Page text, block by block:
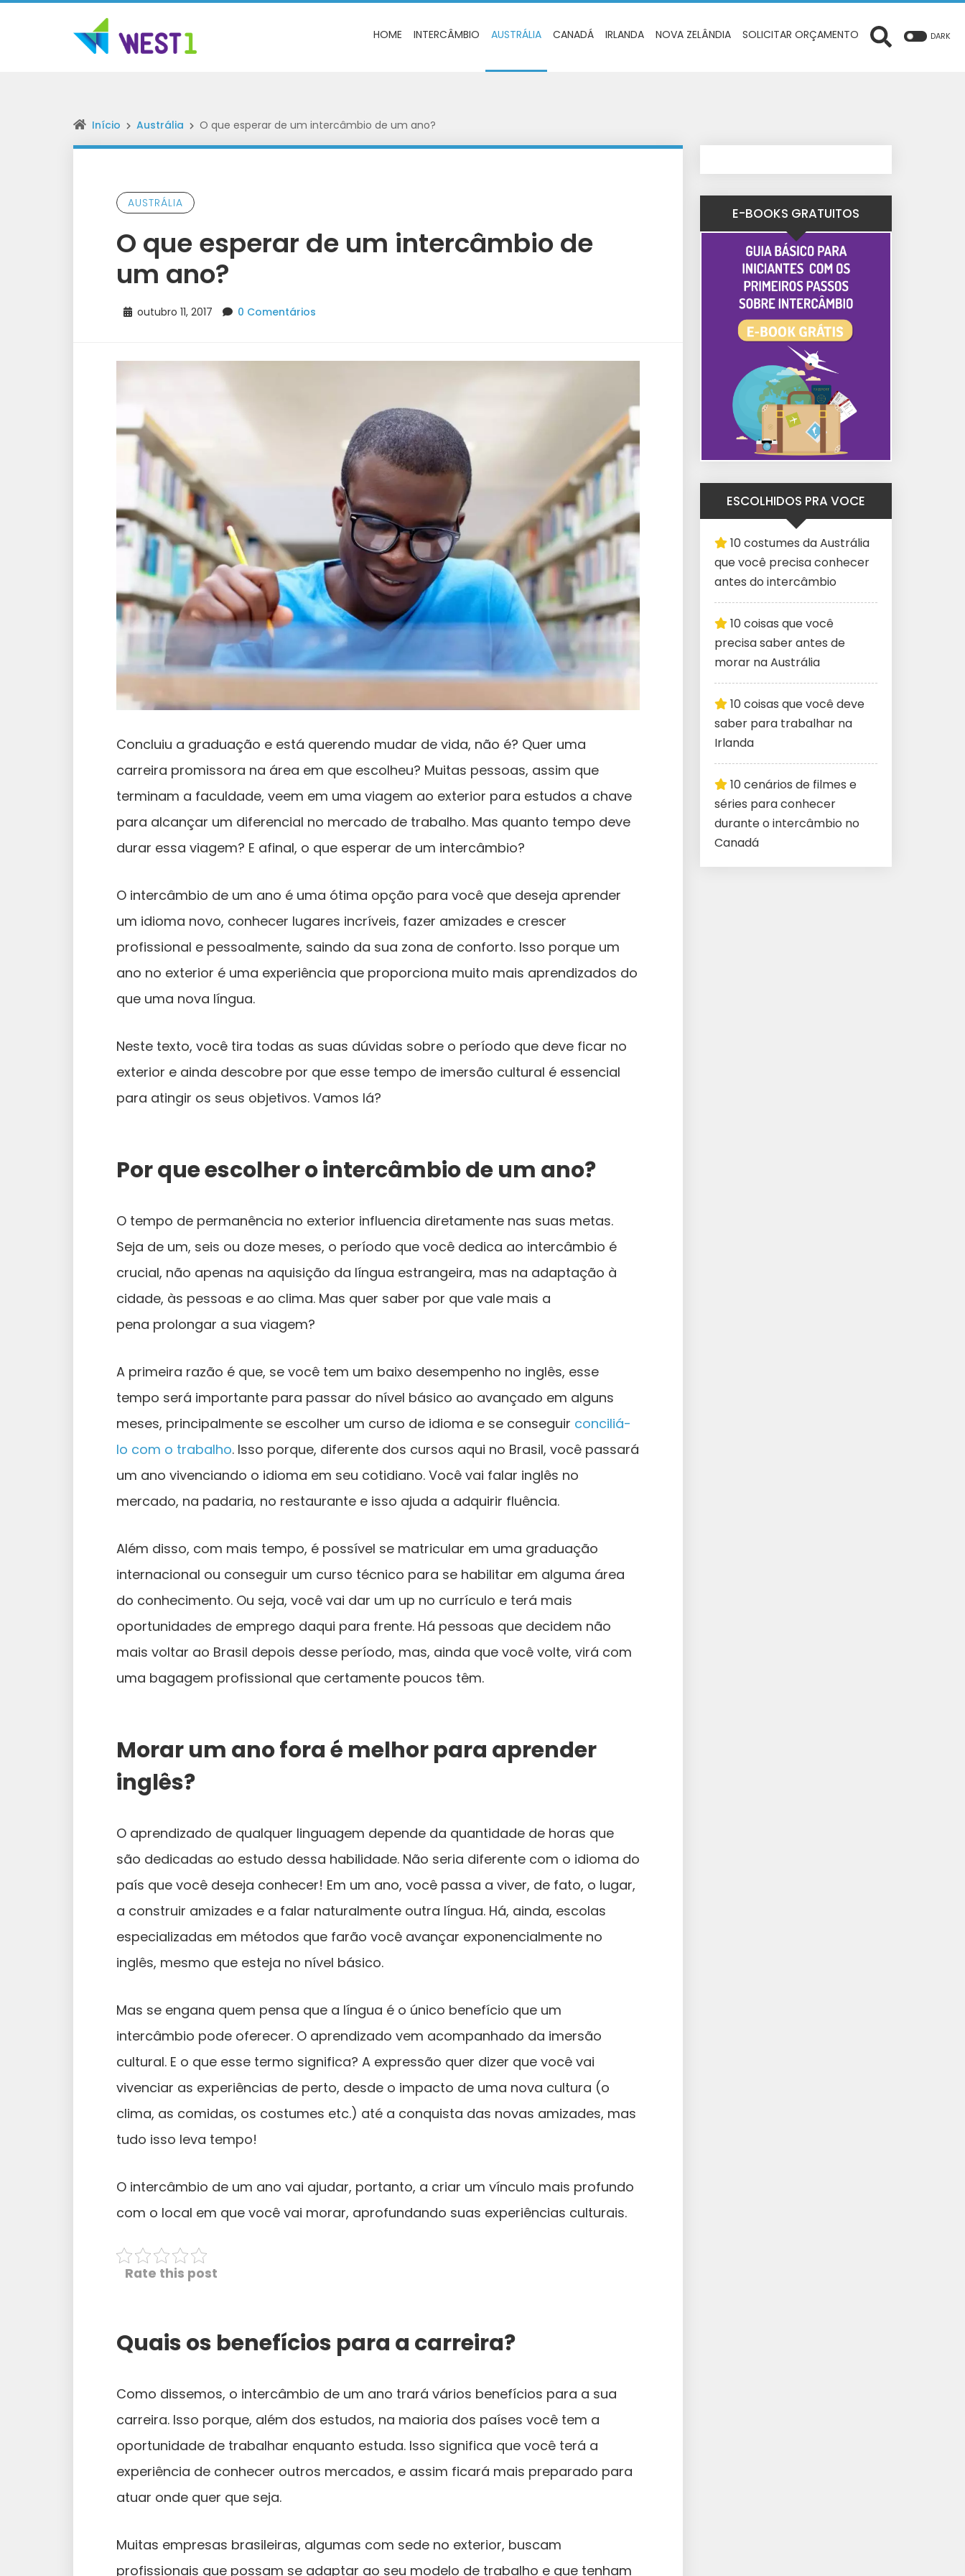
HOME INTERCÂMBIO AUSTRÁLIA CANADÁ IRLANDA NOVA ZELÂNDIA SOLICITAR ORÇAMENTO DARK
Início Austrália O que esperar de um intercâmbio de um ano?
AUSTRÁLIA
O que esperar de um intercâmbio de
um ano?
outubro 11, 2017 0 Comentários
Concluiu a graduação e está querendo mudar de vida, não é? Quer uma
carreira promissora na área em que escolheu? Muitas pessoas, assim que
terminam a faculdade, veem em uma viagem ao exterior para estudos a chave
para alcançar um diferencial no mercado de trabalho. Mas quanto tempo deve
durar essa viagem? E afinal, o que esperar de um intercâmbio?
O intercâmbio de um ano é uma ótima opção para você que deseja aprender
um idioma novo, conhecer lugares incríveis, fazer amizades e crescer
profissional e pessoalmente, saindo da sua zona de conforto. Isso porque um
ano no exterior é uma experiência que proporciona muito mais aprendizados do
que uma nova língua.
Neste texto, você tira todas as suas dúvidas sobre o período que deve ficar no
exterior e ainda descobre por que esse tempo de imersão cultural é essencial
para atingir os seus objetivos. Vamos lá?
Por que escolher o intercâmbio de um ano?
O tempo de permanência no exterior influencia diretamente nas suas metas.
Seja de um, seis ou doze meses, o período que você dedica ao intercâmbio é
crucial, não apenas na aquisição da língua estrangeira, mas na adaptação à
cidade, às pessoas e ao clima. Mas quer saber por que vale mais a
pena prolongar a sua viagem?
A primeira razão é que, se você tem um baixo desempenho no inglês, esse
tempo será importante para passar do nível básico ao avançado em alguns
meses, principalmente se escolher um curso de idioma e se conseguir conciliá-
lo com o trabalho. Isso porque, diferente dos cursos aqui no Brasil, você passará
um ano vivenciando o idioma em seu cotidiano. Você vai falar inglês no
mercado, na padaria, no restaurante e isso ajuda a adquirir fluência.
Além disso, com mais tempo, é possível se matricular em uma graduação
internacional ou conseguir um curso técnico para se habilitar em alguma área
do conhecimento. Ou seja, você vai dar um up no currículo e terá mais
oportunidades de emprego daqui para frente. Há pessoas que decidem não
mais voltar ao Brasil depois desse período, mas, ainda que você volte, virá com
uma bagagem profissional que certamente poucos têm.
Morar um ano fora é melhor para aprender
inglês?
O aprendizado de qualquer linguagem depende da quantidade de horas que
são dedicadas ao estudo dessa habilidade. Não seria diferente com o idioma do
país que você deseja conhecer! Em um ano, você passa a viver, de fato, o lugar,
a construir amizades e a falar naturalmente outra língua. Há, ainda, escolas
especializadas em métodos que farão você avançar exponencialmente no
inglês, mesmo que esteja no nível básico.
Mas se engana quem pensa que a língua é o único benefício que um
intercâmbio pode oferecer. O aprendizado vem acompanhado da imersão
cultural. E o que esse termo significa? A expressão quer dizer que você vai
vivenciar as experiências de perto, desde o impacto de uma nova cultura (o
clima, as comidas, os costumes etc.) até a conquista das novas amizades, mas
tudo isso leva tempo!
O intercâmbio de um ano vai ajudar, portanto, a criar um vínculo mais profundo
com o local em que você vai morar, aprofundando suas experiências culturais.
Rate this post
Quais os benefícios para a carreira?
Como dissemos, o intercâmbio de um ano trará vários benefícios para a sua
carreira. Isso porque, além dos estudos, na maioria dos países você tem a
oportunidade de trabalhar enquanto estuda. Isso significa que você terá a
experiência de conhecer outros mercados, e assim ficará mais preparado para
atuar onde quer que seja.
Muitas empresas brasileiras, algumas com sede no exterior, buscam
profissionais que possam se adaptar ao seu modelo de trabalho e que tenham
E-BOOKS GRATUITOS
ESCOLHIDOS PRA VOCE
10 costumes da Austrália
que você precisa conhecer
antes do intercâmbio
10 coisas que você
precisa saber antes de
morar na Austrália
10 coisas que você deve
saber para trabalhar na
Irlanda
10 cenários de filmes e
séries para conhecer
durante o intercâmbio no
Canadá